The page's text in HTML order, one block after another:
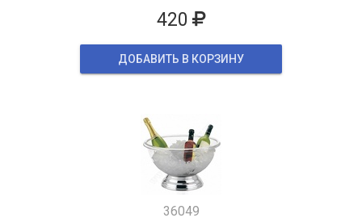
420
ДОБАВИТЬ В КОРЗИНУ
36049